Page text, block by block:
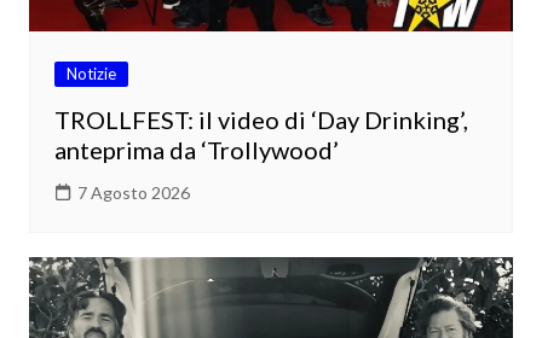
Notizie
TROLLFEST: il video di ‘Day Drinking’,
anteprima da ‘Trollywood’
7 Agosto 2026